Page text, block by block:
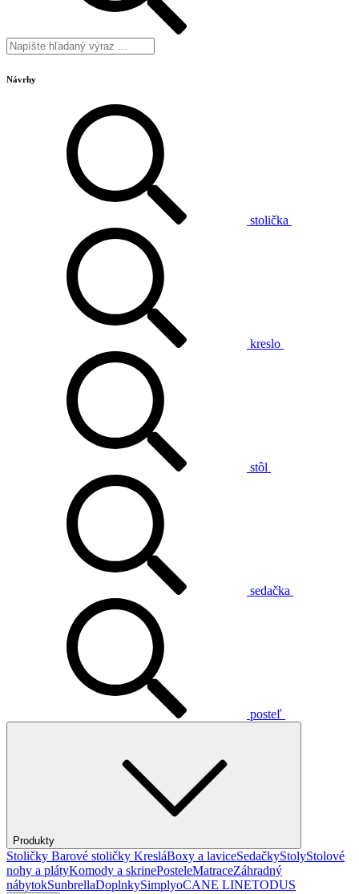
Návrhy
stolička
kreslo
stôl
sedačka
posteľ
Produkty
Stoličky Barové stoličky KresláBoxy a laviceSedačkyStolyStolové
nohy a plátyKomody a skrinePosteleMatraceZáhradný
nábytokSunbrellaDoplnkySimplyoCANE LINETODUS